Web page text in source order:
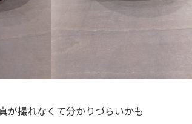
が撮れなくて分かりづらいかも